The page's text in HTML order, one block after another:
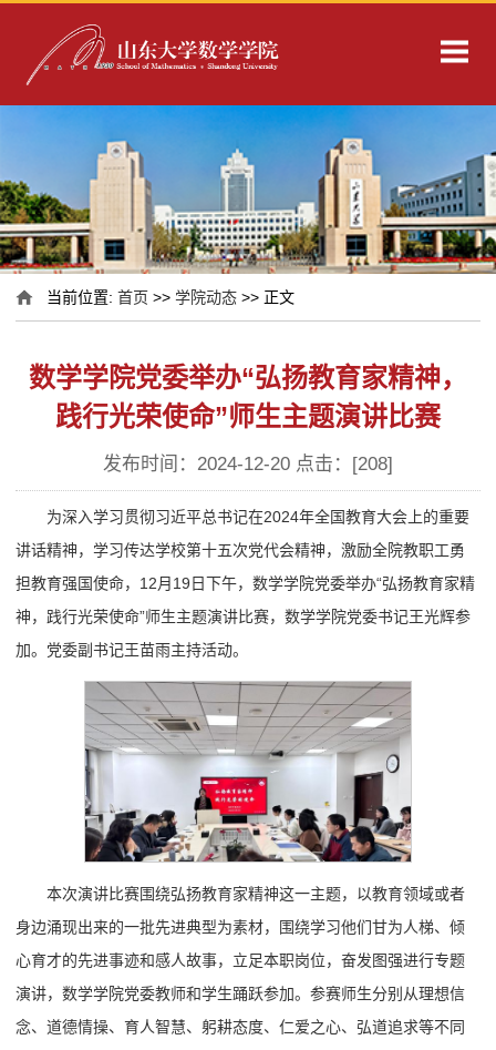
当前位置:首页 >>学院动态 >> 正文
数学学院党委举办“弘扬教育家精神，
践行光荣使命”师生主题演讲比赛
发布时间：2024-12-20 点击：[208]
为深入学习贯彻习近平总书记在2024年全国教育大会上的重要
讲话精神，学习传达学校第十五次党代会精神，激励全院教职工勇
担教育强国使命，12月19日下午，数学学院党委举办“弘扬教育家精
神，践行光荣使命”师生主题演讲比赛，数学学院党委书记王光辉参
加。党委副书记王苗雨主持活动。
本次演讲比赛围绕弘扬教育家精神这一主题，以教育领域或者
身边涌现出来的一批先进典型为素材，围绕学习他们甘为人梯、倾
心育才的先进事迹和感人故事，立足本职岗位，奋发图强进行专题
演讲，数学学院党委教师和学生踊跃参加。参赛师生分别从理想信
念、道德情操、育人智慧、躬耕态度、仁爱之心、弘道追求等不同